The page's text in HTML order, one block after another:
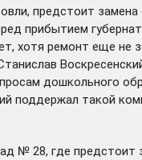
предстоит замена
прибытием
хотя ремонт еще не
дошкольного
поддержал такой
№ 28, где предстоит